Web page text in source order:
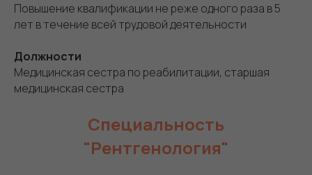
Повышение квалификации не реже одного раза в 5
лет в течение всей трудовой деятельности
Должности
Медицинская сестра по реабилитации, старшая
медицинская сестра
Специальность
"Рентгенология"